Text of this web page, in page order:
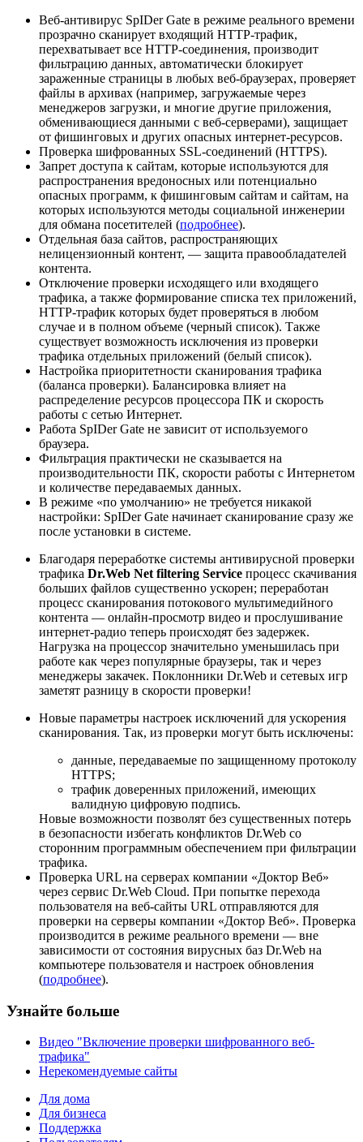
Веб-антивирус SpIDer Gate в режиме реального времени
прозрачно сканирует входящий HTTP-трафик,
перехватывает все HTTP-соединения, производит
фильтрацию данных, автоматически блокирует
зараженные страницы в любых веб-браузерах, проверяет
файлы в архивах (например, загружаемые через
менеджеров загрузки, и многие другие приложения,
обменивающиеся данными с веб-серверами), защищает
от фишинговых и других опасных интернет-ресурсов.
Проверка шифрованных SSL-соединений (HTTPS).
Запрет доступа к сайтам, которые используются для
распространения вредоносных или потенциально
опасных программ, к фишинговым сайтам и сайтам, на
которых используются методы социальной инженерии
для обмана посетителей (подробнее).
Отдельная база сайтов, распространяющих
нелицензионный контент, — защита правообладателей
контента.
Отключение проверки исходящего или входящего
трафика, а также формирование списка тех приложений,
HTTP-трафик которых будет проверяться в любом
случае и в полном объеме (черный список). Также
существует возможность исключения из проверки
трафика отдельных приложений (белый список).
Настройка приоритетности сканирования трафика
(баланса проверки). Балансировка влияет на
распределение ресурсов процессора ПК и скорость
работы с сетью Интернет.
Работа SpIDer Gate не зависит от используемого
браузера.
Фильтрация практически не сказывается на
производительности ПК, скорости работы с Интернетом
и количестве передаваемых данных.
В режиме «по умолчанию» не требуется никакой
настройки: SpIDer Gate начинает сканирование сразу же
после установки в системе.
Благодаря переработке системы антивирусной проверки
трафика Dr.Web Net filtering Service процесс скачивания
больших файлов существенно ускорен; переработан
процесс сканирования потокового мультимедийного
контента — онлайн-просмотр видео и прослушивание
интернет-радио теперь происходят без задержек.
Нагрузка на процессор значительно уменьшилась при
работе как через популярные браузеры, так и через
менеджеры закачек. Поклонники Dr.Web и сетевых игр
заметят разницу в скорости проверки!
Новые параметры настроек исключений для ускорения
сканирования. Так, из проверки могут быть исключены:
данные, передаваемые по защищенному протоколу
HTTPS;
трафик доверенных приложений, имеющих
валидную цифровую подпись.
Новые возможности позволят без существенных потерь
в безопасности избегать конфликтов Dr.Web со
сторонним программным обеспечением при фильтрации
трафика.
Проверка URL на серверах компании «Доктор Веб»
через сервис Dr.Web Cloud. При попытке перехода
пользователя на веб-сайты URL отправляются для
проверки на серверы компании «Доктор Веб». Проверка
производится в режиме реального времени — вне
зависимости от состояния вирусных баз Dr.Web на
компьютере пользователя и настроек обновления
(подробнее).
Узнайте больше
Видео "Включение проверки шифрованного веб-
трафика"
Нерекомендуемые сайты
Для дома
Для бизнеса
Поддержка